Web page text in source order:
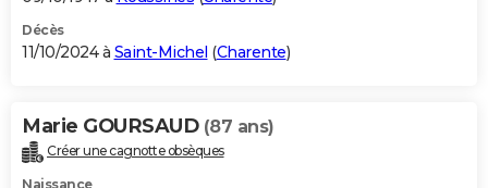
Décès
11/10/2024 à Saint-Michel (Charente)
Marie GOURSAUD (87 ans)
Créer une cagnotte obsèques
Naissance